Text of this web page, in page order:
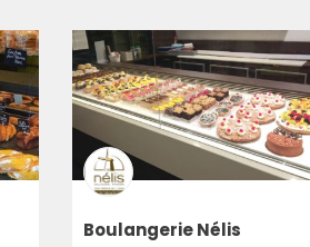
Boulangerie Nélis